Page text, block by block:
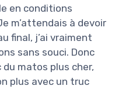
en conditions
m’attendais à devoir
final, j’ai vraiment
sans souci. Donc
matos plus cher,
plus avec un truc